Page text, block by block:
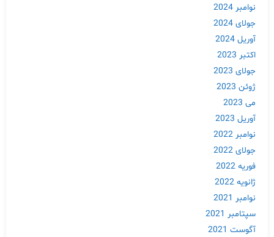
نوامبر 2024
جولای 2024
آوریل 2024
اکتبر 2023
جولای 2023
ژوئن 2023
می 2023
آوریل 2023
نوامبر 2022
جولای 2022
فوریه 2022
ژانویه 2022
نوامبر 2021
سپتامبر 2021
آگوست 2021